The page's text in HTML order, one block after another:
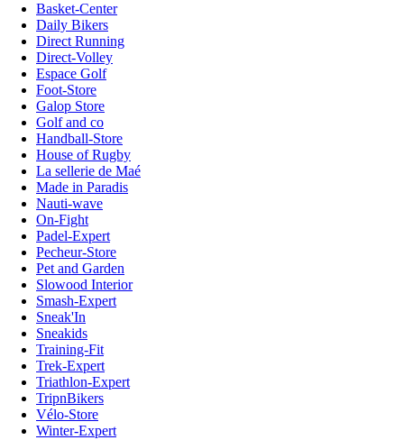
Basket-Center
Daily Bikers
Direct Running
Direct-Volley
Espace Golf
Foot-Store
Galop Store
Golf and co
Handball-Store
House of Rugby
La sellerie de Maé
Made in Paradis
Nauti-wave
On-Fight
Padel-Expert
Pecheur-Store
Pet and Garden
Slowood Interior
Smash-Expert
Sneak'In
Sneakids
Training-Fit
Trek-Expert
Triathlon-Expert
TripnBikers
Vélo-Store
Winter-Expert